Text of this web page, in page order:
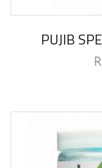
PUJIB